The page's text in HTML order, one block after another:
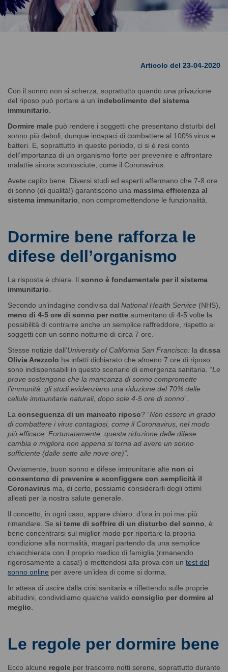
Articolo del 23-04-2020
Con il sonno non si scherza, soprattutto quando una privazione
del riposo può portare a un indebolimento del sistema
immunitario
Dormire male può rendere i soggetti che presentano disturbi del
sonno più deboli, dunque incapaci di combattere al 100% virus e
batteri. E, soprattutto in questo periodo, ci si è resi conto
dell’importanza di un organismo forte per prevenire e affrontare
malattie sinora sconosciute, come il Coronavirus.
Avete capito bene. Diversi studi ed esperti affermano che 7-8 ore
di sonno (di qualità!) garantiscono una massima efficienza al
sistema immunitario , non compromettendone le funzionalità.
Dormire bene rafforza le
difese dell’organismo
La risposta è chiara. Il sonno è fondamentale per il sistema
immunitario
Secondo un’indagine condivisa dal National Health Service (NHS),
meno di 4-5 ore di sonno per notte aumentano di 4-5 volte la
possibilità di contrarre anche un semplice raffreddore, rispetto ai
soggetti con un sonno notturno di circa 7 ore.
Stesse notizie dall’University of California San Francisco: la dr.ssa
Olivia Arezzolo ha infatti dichiarato che almeno 7 ore di riposo
sono indispensabili in questo scenario di emergenza sanitaria. “Le
prove sostengono che la mancanza di sonno compromette
l’immunità: gli studi evidenziano una riduzione del 70% delle
cellule immunitarie naturali, dopo sole 4-5 ore di sonno”.
La conseguenza di un mancato riposo? “Non essere in grado
di combattere i virus contagiosi, come il Coronavirus, nel modo
più efficace. Fortunatamente, questa riduzione delle difese
cambia e migliora non appena si torna ad avere un sonno
sufficiente (dalle sette alle nove ore)”.
Ovviamente, buon sonno e difese immunitarie alte non ci
consentono di prevenire e sconfiggere con semplicità il
Coronavirus ma, di certo, possiamo considerarli degli ottimi
alleati per la nostra salute generale.
Il concetto, in ogni caso, appare chiaro: d’ora in poi mai più
rimandare. Se si teme di soffrire di un disturbo del sonno , è
bene concentrarsi sul miglior modo per riportare la propria
condizione alla normalità, magari partendo da una semplice
chiacchierata con il proprio medico di famiglia (rimanendo
rigorosamente a casa!) o mettendosi alla prova con un test del
sonno online per avere un’idea di come si dorma.
In attesa di uscire dalla crisi sanitaria e riflettendo sulle proprie
abitudini, condividiamo qualche valido consiglio per dormire al
meglio
Le regole per dormire bene
Ecco alcune regole per trascorre notti serene, soprattutto durante